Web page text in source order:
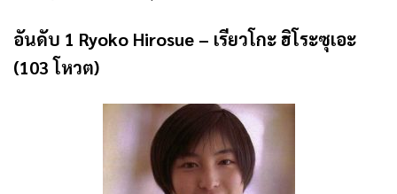
อันดับ 1 Ryoko Hirosue – เรียวโกะ ฮิโระซุเอะ
(103 โหวต)